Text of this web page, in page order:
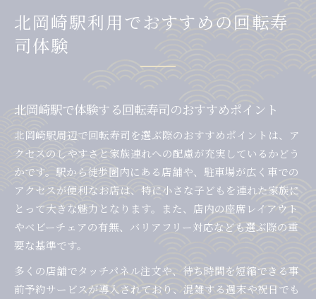
北岡崎駅利用でおすすめの回転寿
司体験
北岡崎駅で体験する回転寿司のおすすめポイント
北岡崎駅周辺で回転寿司を選ぶ際のおすすめポイントは、ア
クセスのしやすさと家族連れへの配慮が充実しているかどう
かです。駅から徒歩圏内にある店舗や、駐車場が広く車での
アクセスが便利なお店は、特に小さな子どもを連れた家族に
とって大きな魅力となります。また、店内の座席レイアウト
やベビーチェアの有無、バリアフリー対応なども選ぶ際の重
要な基準です。
多くの店舗でタッチパネル注文や、待ち時間を短縮できる事
前予約サービスが導入されており、混雑する週末や祝日でも